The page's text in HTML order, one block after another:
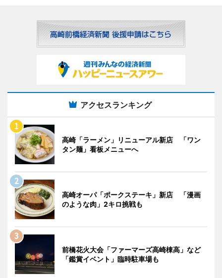
アクセスランキング
高崎「ラーメン」リニューアル新店 「ワン
タン麺」看板メニューへ
高崎オーパ「ポークステーキ」新店 「漫画
のような肉」2キロ挑戦も
前橋花火大会「ファーマーズ高崎棟高」など
「鑑賞イベント」臨時駐車場も